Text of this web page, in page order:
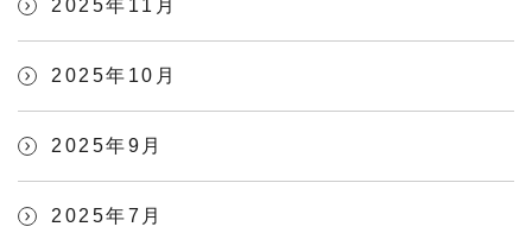
2025年11月
2025年10月
2025年9月
2025年7月